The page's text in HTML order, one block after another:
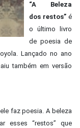
“A Beleza
dos restos” é
o último livro
de poesia de
Lançado no ano
também em versão
faz poesia. A beleza
esses “restos” que